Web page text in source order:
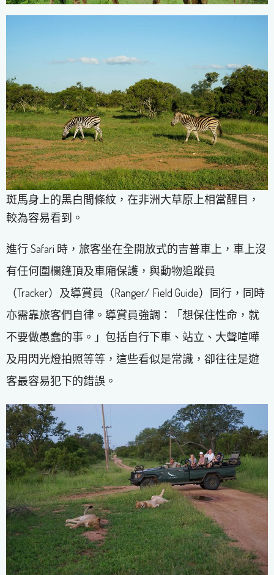
斑馬身上的黑白間條紋，在非洲大草原上相當醒目，
較為容易看到。
進行 Safari 時，旅客坐在全開放式的吉普車上，車上沒
有任何圍欄篷頂及車廂保護，與動物追蹤員
（Tracker）及導賞員（Ranger/ Field Guide）同行，同時
亦需靠旅客們自律。導賞員強調：「想保住性命，就
不要做愚蠢的事。」包括自行下車、站立、大聲喧嘩
及用閃光燈拍照等等，這些看似是常識，卻往往是遊
客最容易犯下的錯誤。